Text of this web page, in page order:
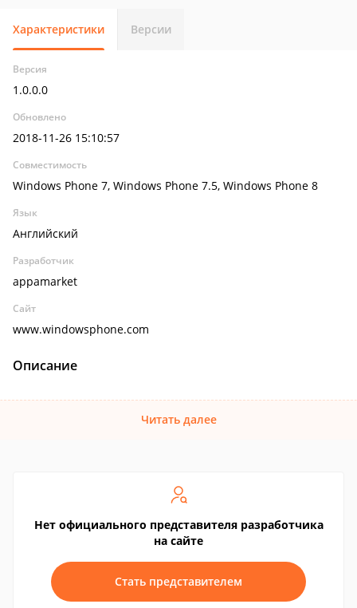
Характеристики Версии
Версия
1.0.0.0
Обновлено
2018-11-26 15:10:57
Совместимость
Windows Phone 7, Windows Phone 7.5, Windows Phone 8
Язык
Английский
Разработчик
appamarket
Сайт
www.windowsphone.com
Описание
Читать далее
Нет официального представителя разработчика
на сайте
Стать представителем